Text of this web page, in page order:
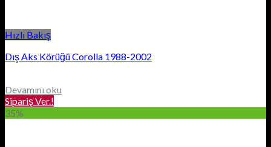
Hızlı Bakış
Dış Aks Körüğü Corolla 1988-2002
Devamını oku
Sipariş Ver.!
35%